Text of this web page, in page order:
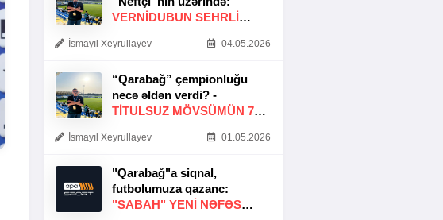
VERNİDUBUN SEHRLİ
İsmayıl Xeyrullayev 04.05.2026
“Qarabağ” çempionluğu
necə əldən verdi? -
TITULSUZ MÖVSÜMÜN 7
İsmayıl Xeyrullayev 01.05.2026
"Qarabağ"a siqnal,
futbolumuza qazanc:
"SABAH" YENI NƏFƏS